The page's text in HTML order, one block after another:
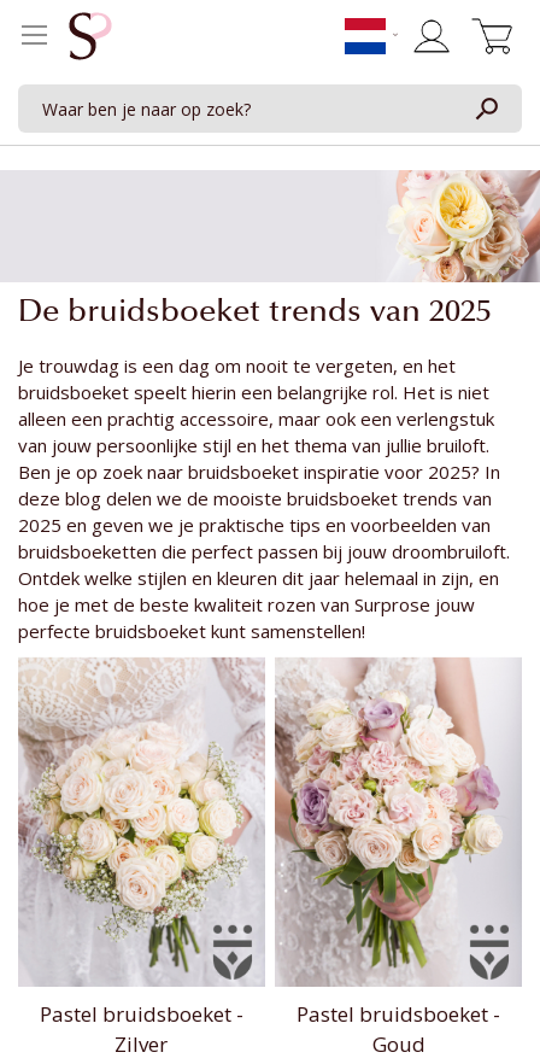
De bruidsboeket trends van 2025
Je trouwdag is een dag om nooit te vergeten, en het
bruidsboeket speelt hierin een belangrijke rol. Het is niet
alleen een prachtig accessoire, maar ook een verlengstuk
van jouw persoonlijke stijl en het thema van jullie bruiloft.
Ben je op zoek naar bruidsboeket inspiratie voor 2025? In
deze blog delen we de mooiste bruidsboeket trends van
2025 en geven we je praktische tips en voorbeelden van
bruidsboeketten die perfect passen bij jouw droombruiloft.
Ontdek welke stijlen en kleuren dit jaar helemaal in zijn, en
hoe je met de beste kwaliteit rozen van Surprose jouw
perfecte bruidsboeket kunt samenstellen!
Pastel bruidsboeket -
Zilver
Pastel bruidsboeket -
Goud